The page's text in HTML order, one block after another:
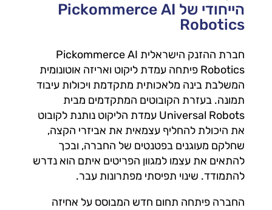
הייחודי של Pickommerce AI
Robotics
חברת ההזנק הישראלית Pickommerce AI
Robotics פיתחה עמדת ליקוט ואריזה אוטונומית
המשלבת בינה מלאכותית מתקדמת ויכולות עיבוד
תמונה. בעזרת הקובוטים המתקדמים מבית
Universal Robots עמדת הליקוט נותנת לקובוט
את היכולת להחליף עצמאית את אביזרי הקצה,
שחלקם מעוגנים בפטנטים של החברה, ובכך
להתאים את עצמו למגוון הפריטים איתם הוא נדרש
להתמודד. שינוי תפיסתי מפתרונות עבר.
החברה פיתחה תחום חדש המבוסס על אחיזה